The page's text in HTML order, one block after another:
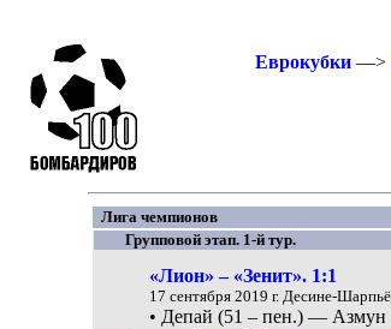
Еврокубки—>
Лига чемпионов
Групповой этап. 1-й тур.
«Лион» – «Зенит». 1:1
17 сентября 2019 г. Десине-
• Депай (51 – пен.) — Азмун